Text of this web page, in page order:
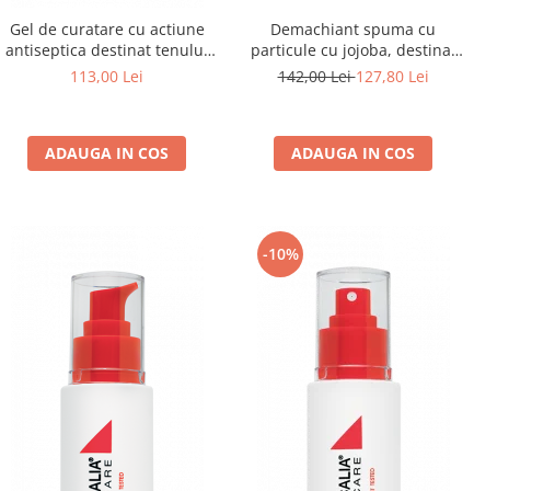
Gel de curatare cu actiune
antiseptica destinat tenului
gras-acneic, Clarifying
113,00 Lei
ADAUGA IN COS
Demachiant spuma cu
particule cu jojoba, destinat
tenuliui gras/acneic - 150ml
142,00 Lei127,80 Lei
ADAUGA IN COS
-10%